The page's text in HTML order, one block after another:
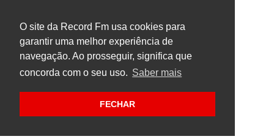
O site da Record Fm usa cookies para
garantir uma melhor experiência de
navegação. Ao prosseguir, significa que
concorda com o seu uso. Saber mais
FECHAR